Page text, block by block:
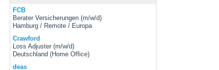
FCB
Berater Versicherungen (m/w/d)
Hamburg / Remote / Europa
Crawford
Loss Adjuster (m/w/d)
Deutschland (Home Office)
deas